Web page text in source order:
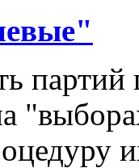
партий